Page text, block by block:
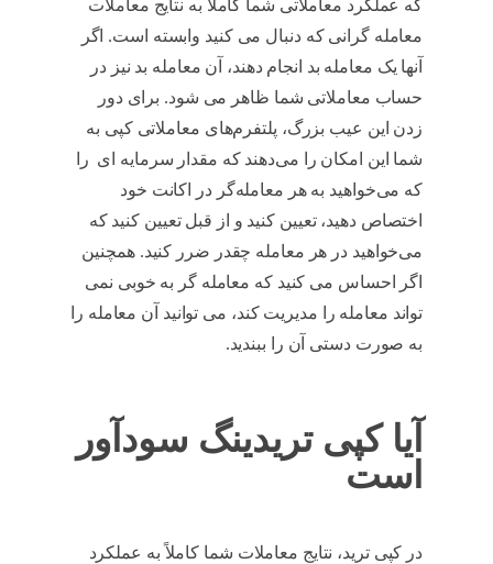
که عملکرد معاملاتی شما کاملاً به نتایج معاملات
معامله گرانی که دنبال می کنید وابسته است. اگر
آنها یک معامله بد انجام دهند، آن معامله بد نیز در
حساب معاملاتی شما ظاهر می شود. برای دور
زدن این عیب بزرگ، پلتفرم‌های معاملاتی کپی به
شما این امکان را می‌دهند که مقدار سرمایه ای را
که می‌خواهید به هر معامله‌گر در اکانت خود
اختصاص دهید، تعیین کنید و از قبل تعیین کنید که
می‌خواهید در هر معامله چقدر ضرر کنید. همچنین
اگر احساس می کنید که معامله گر به خوبی نمی
تواند معامله را مدیریت کند، می توانید آن معامله را
به صورت دستی آن را ببندید.
آیا کپی تریدینگ سودآور
است
در کپی ترید، نتایج معاملات شما کاملاً به عملکرد